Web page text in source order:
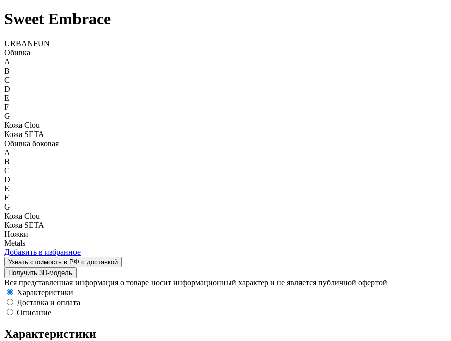
Sweet Embrace
URBANFUN
Обивка
A
B
C
D
E
F
G
Кожа Clou
Кожа SETA
Обивка боковая
A
B
C
D
E
F
G
Кожа Clou
Кожа SETA
Ножки
Metals
Добавить в избранное
Узнать стоимость в РФ с доставкой
Получить 3D-модель
Вся представленная информация о товаре носит информационный характер и не является публичной офертой
Характеристики
Доставка и оплата
Описание
Характеристики